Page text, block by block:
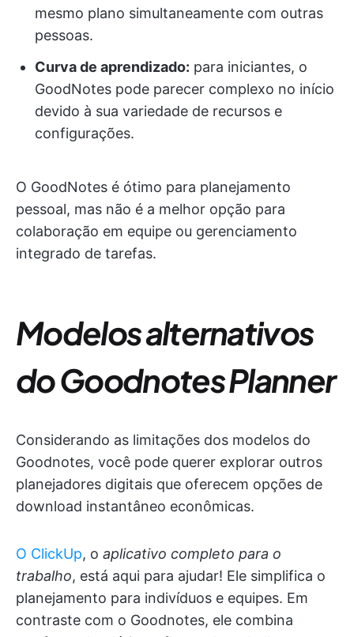
mesmo plano simultaneamente com outras
pessoas.
Curva de aprendizado: para iniciantes, o
GoodNotes pode parecer complexo no início
devido à sua variedade de recursos e
configurações.
O GoodNotes é ótimo para planejamento
pessoal, mas não é a melhor opção para
colaboração em equipe ou gerenciamento
integrado de tarefas.
Modelos alternativos
do Goodnotes Planner
Considerando as limitações dos modelos do
Goodnotes, você pode querer explorar outros
planejadores digitais que oferecem opções de
download instantâneo econômicas.
O ClickUp, o aplicativo completo para o
trabalho, está aqui para ajudar! Ele simplifica o
planejamento para indivíduos e equipes. Em
contraste com o Goodnotes, ele combina